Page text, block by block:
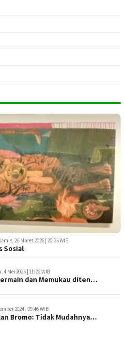
26 Maret 2026 | 20:25 WIB
Sosial
4 Mei 2025 | 11:26 WIB
dan Memukau diten…
2024 | 09:46 WIB
Bromo: Tidak Mudahnya…